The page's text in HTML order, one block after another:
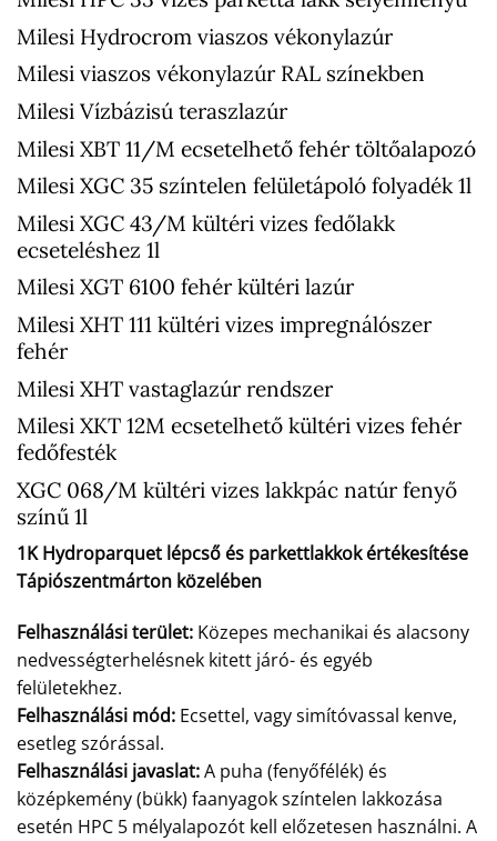
Milesi Hydrocrom viaszos vékonylazúr
Milesi viaszos vékonylazúr RAL színekben
Milesi Vízbázisú teraszlazúr
Milesi XBT 11/M ecsetelhető fehér töltőalapozó
Milesi XGC 35 színtelen felületápoló folyadék 1l
Milesi XGC 43/M kültéri vizes fedőlakk
ecseteléshez 1l
Milesi XGT 6100 fehér kültéri lazúr
Milesi XHT 111 kültéri vizes impregnálószer
fehér
Milesi XHT vastaglazúr rendszer
Milesi XKT 12M ecsetelhető kültéri vizes fehér
fedőfesték
XGC 068/M kültéri vizes lakkpác natúr fenyő
színű 1l
1K Hydroparquet lépcső és parkettlakkok értékesítése
Tápiószentmárton közelében
Felhasználási terület: Közepes mechanikai és alacsony
nedvességterhelésnek kitett járó- és egyéb
felületekhez.
Felhasználási mód: Ecsettel, vagy simítóvassal kenve,
esetleg szórással.
Felhasználási javaslat:A puha (fenyőfélék) és
középkemény (bükk) faanyagok színtelen lakkozása
esetén HPC 5 mélyalapozót kell előzetesen használni. A